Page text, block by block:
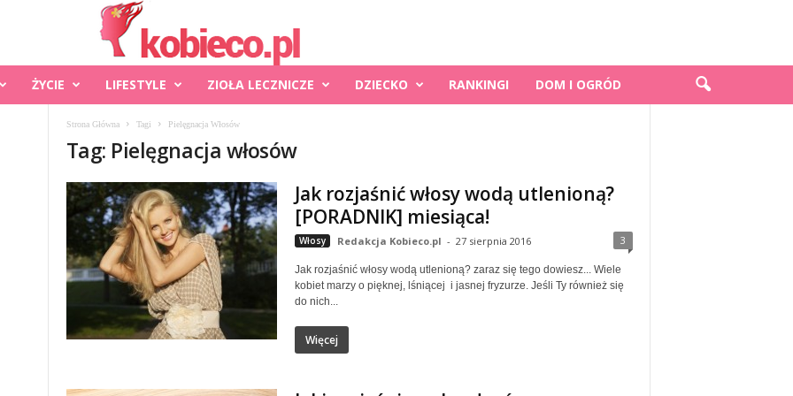
ŻYCIE LIFESTYLE ZIOŁA LECZNICZE DZIECKO RANKINGI DOM I OGRÓD
Strona Główna Tagi Pielęgnacja Włosów
Tag: Pielęgnacja włosów
Jak rozjaśnić włosy wodą utlenioną?
[PORADNIK] miesiąca!
Włosy Redakcja Kobieco.pl - 27 sierpnia 2016 3
Jak rozjaśnić włosy wodą utlenioną? zaraz się tego dowiesz... Wiele
kobiet marzy o pięknej, lśniącej i jasnej fryzurze. Jeśli Ty również się
do nich...
Więcej